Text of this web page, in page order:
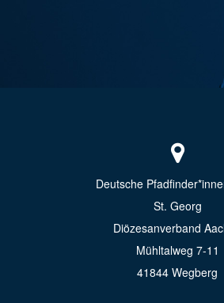
Deutsche
St. Georg
Diözesanverband
Mühltalweg 7-11
41844 Wegberg